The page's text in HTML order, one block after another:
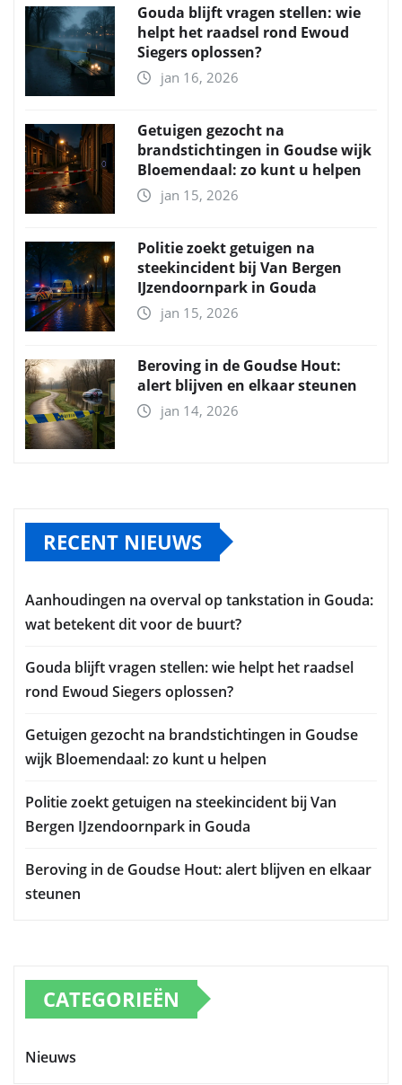
Gouda blijft vragen stellen: wie
helpt het raadsel rond Ewoud
Siegers oplossen?
jan 16, 2026
Getuigen gezocht na
brandstichtingen in Goudse wijk
Bloemendaal: zo kunt u helpen
jan 15, 2026
Politie zoekt getuigen na
steekincident bij Van Bergen
IJzendoornpark in Gouda
jan 15, 2026
Beroving in de Goudse Hout:
alert blijven en elkaar steunen
jan 14, 2026
RECENT NIEUWS
Aanhoudingen na overval op tankstation in Gouda:
wat betekent dit voor de buurt?
Gouda blijft vragen stellen: wie helpt het raadsel
rond Ewoud Siegers oplossen?
Getuigen gezocht na brandstichtingen in Goudse
wijk Bloemendaal: zo kunt u helpen
Politie zoekt getuigen na steekincident bij Van
Bergen IJzendoornpark in Gouda
Beroving in de Goudse Hout: alert blijven en elkaar
steunen
CATEGORIEËN
Nieuws